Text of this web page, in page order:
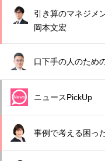
引き算のマネジメ
岡本文宏
口下手の人のため
ニュースPickUp
事例で考える困っ